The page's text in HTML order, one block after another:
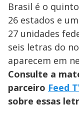
Brasil é o
26 estados e
27 unidades
seis letras do
aparecem em
Consulte a
parceiro Feed
sobre essas